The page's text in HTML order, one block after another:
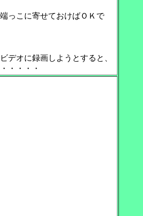
っこに寄せておけばＯＫで
デオに録画しようとすると、
・・・・